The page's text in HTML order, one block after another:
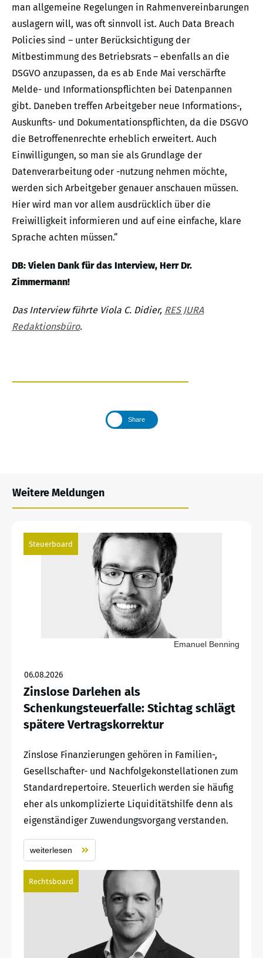
man allgemeine Regelungen in Rahmenvereinbarungen
auslagern will, was oft sinnvoll ist. Auch Data Breach
Policies sind – unter Berücksichtigung der
Mitbestimmung des Betriebsrats – ebenfalls an die
DSGVO anzupassen, da es ab Ende Mai verschärfte
Melde- und Informationspflichten bei Datenpannen
gibt. Daneben treffen Arbeitgeber neue Informations-,
Auskunfts- und Dokumentationspflichten, da die DSGVO
die Betroffenenrechte erheblich erweitert. Auch
Einwilligungen, so man sie als Grundlage der
Datenverarbeitung oder -nutzung nehmen möchte,
werden sich Arbeitgeber genauer anschauen müssen.
Hier wird man vor allem ausdrücklich über die
Freiwilligkeit informieren und auf eine einfache, klare
Sprache achten müssen.“
DB: Vielen Dank für das Interview, Herr Dr.
Zimmermann!
Das Interview führte Viola C. Didier, RES JURA
Redaktionsbüro.
Share
Weitere Meldungen
Steuerboard
Emanuel Benning
06.08.2026
Zinslose Darlehen als
Schenkungsteuerfalle: Stichtag schlägt
spätere Vertragskorrektur
Zinslose Finanzierungen gehören in Familien-,
Gesellschafter- und Nachfolgekonstellationen zum
Standardrepertoire. Steuerlich werden sie häufig
eher als unkomplizierte Liquiditätshilfe denn als
eigenständiger Zuwendungsvorgang verstanden.
weiterlesen
Rechtsboard